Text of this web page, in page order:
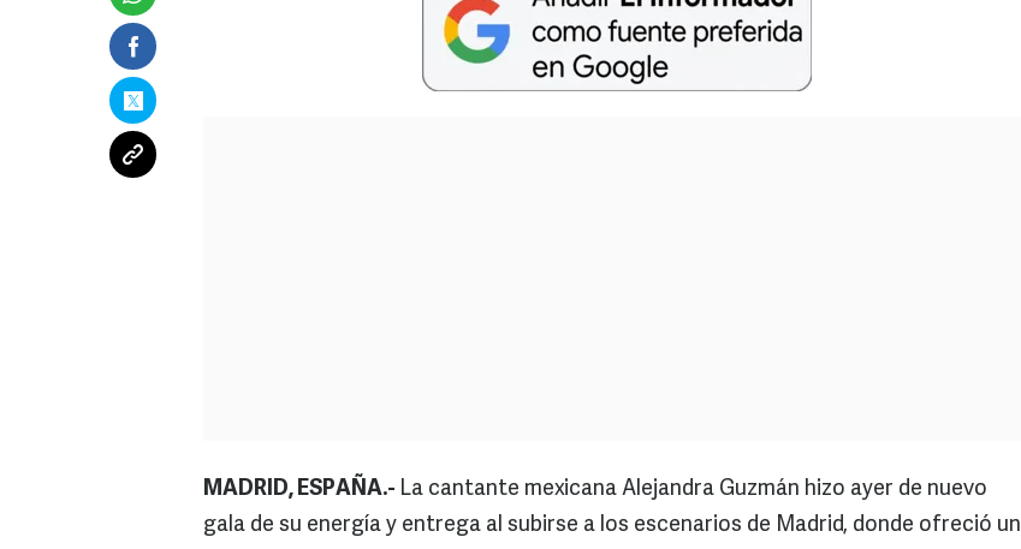
MADRID, ESPAÑA.- La cantante mexicana Alejandra Guzmán hizo ayer de nuevo
gala de su energía y entrega al subirse a los escenarios de Madrid, donde ofreció un